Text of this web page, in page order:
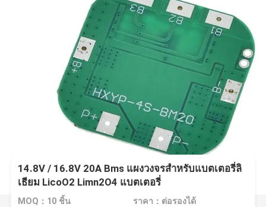
14.8V / 16.8V 20A Bms แผงวงจรสำหรับแบตเตอรี่ลิ
เธียม LicoO2 Limn2O4 แบตเตอรี่
MOQ：10 ชิ้น ราคา：ต่อรองได้